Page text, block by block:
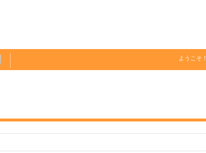
ようこそ！